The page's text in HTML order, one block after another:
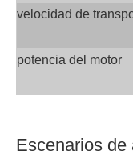
velocidad de
potencia del motor
Escenarios